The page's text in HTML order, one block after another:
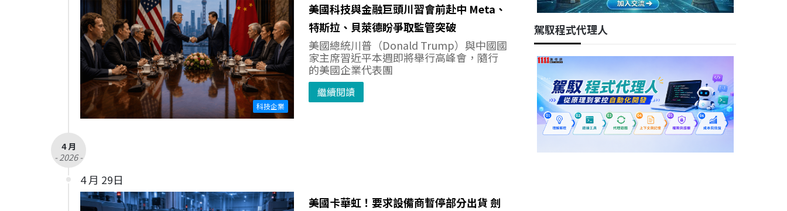
科技企業
美國科技與金融巨頭川習會前赴中 Meta、
特斯拉、貝萊德盼爭取監管突破
美國總統川普（Donald Trump）與中國國
家主席習近平本週即將舉行高峰會，隨行
的美國企業代表團
繼續閱讀
4 月
- 2026 -
4 月 29日
美國卡華虹！要求設備商暫停部分出貨 劍
駕馭程式代理人